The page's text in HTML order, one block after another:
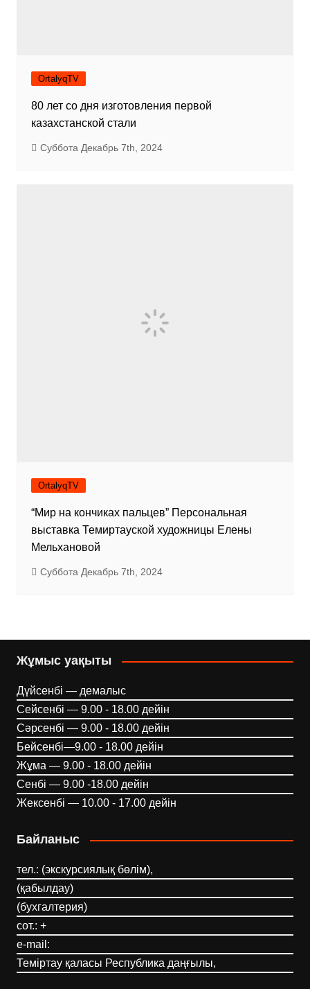
OrtalyqTV
80 лет со дня изготовления первой
казахстанской стали
Суббота Декабрь 7th, 2024
OrtalyqTV
“Мир на кончиках пальцев” Персональная
выставка Темиртауской художницы Елены
Мельхановой
Суббота Декабрь 7th, 2024
Жұмыс уақыты
Дүйсенбі — демалыс
Сейсенбі — 9.00 - 18.00 дейін
Сәрсенбі — 9.00 - 18.00 дейін
Бейсенбі—9.00 - 18.00 дейін
Жұма — 9.00 - 18.00 дейін
Сенбі — 9.00 -18.00 дейін
Жексенбі — 10.00 - 17.00 дейін
Байланыс
тел.: (экскурсиялық бөлім),
(қабылдау)
(бухгалтерия)
сот.: +
e-mail:
Теміртау қаласы Республика даңғылы,